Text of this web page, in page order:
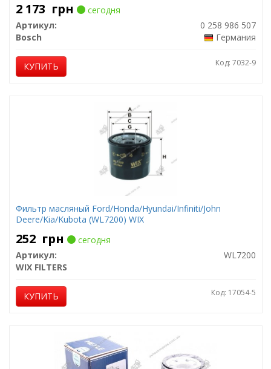
2 173 грн
сегодня
Артикул:
0 258 986 507
Bosch
Германия
КУПИТЬ Код: 7032-9
Фильтр масляный Ford/Honda/Hyundai/Infiniti/John
Deere/Kia/Kubota (WL7200) WIX
252 грн
сегодня
Артикул:
WL7200
WIX FILTERS
КУПИТЬ Код: 17054-5